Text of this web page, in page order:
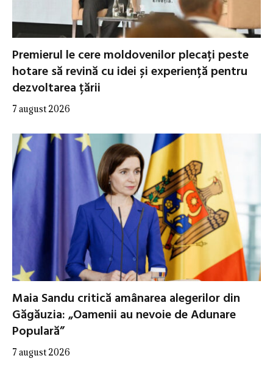
Premierul le cere moldovenilor plecați peste
hotare să revină cu idei și experiență pentru
dezvoltarea țării
7 august 2026
Maia Sandu critică amânarea alegerilor din
Găgăuzia: „Oamenii au nevoie de Adunare
Populară”
7 august 2026